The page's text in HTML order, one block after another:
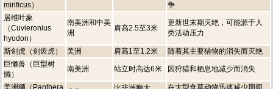
mirificus）
争
居维叶象
（Cuvieronius
hyodon）
南美洲和中美
洲
肩高2.5至3米
更新世末期灭绝，可能源于人
类活动压力
斯剑虎（剑齿虎） 美洲 肩高1至1.2米
随着其主要猎物的消失而灭绝
巨懒兽（巨型树
懒）
南美洲 站立时高达6米 因狩猎和栖息地减少而消失
美洲狮（Panthera 在大型食草动物迅速减少期间